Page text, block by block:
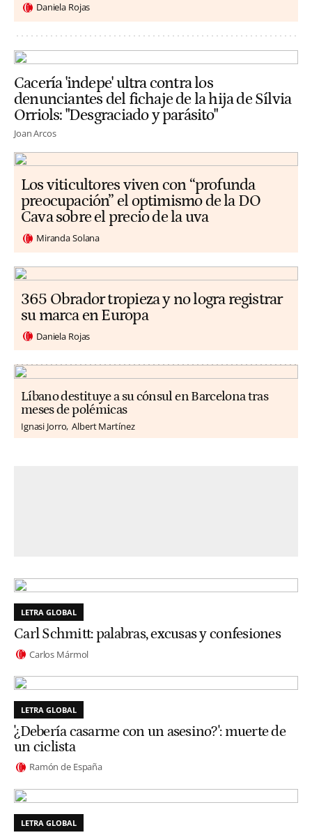
Daniela Rojas
Cacería 'indepe' ultra contra los
denunciantes del fichaje de la hija de Sílvia
Orriols: "Desgraciado y parásito"
Joan Arcos
Los viticultores viven con “profunda
preocupación” el optimismo de la DO
Cava sobre el precio de la uva
Miranda Solana
365 Obrador tropieza y no logra registrar
su marca en Europa
Daniela Rojas
Líbano destituye a su cónsul en Barcelona tras
meses de polémicas
Ignasi Jorro Albert Martínez
LETRA GLOBAL
Carl Schmitt: palabras, excusas y confesiones
Carlos Mármol
LETRA GLOBAL
'¿Debería casarme con un asesino?': muerte de
un ciclista
Ramón de España
LETRA GLOBAL